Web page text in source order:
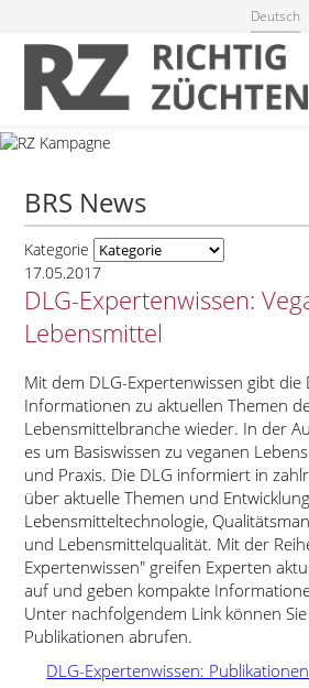
Deutsch
BRS News
Kategorie
17.05.2017
DLG-Expertenwissen:
Lebensmittel
Mit dem DLG-Expertenwissen gibt die
Informationen zu aktuellen Themen
Lebensmittelbranche wieder. In der
es um Basiswissen zu veganen
und Praxis. Die DLG informiert in
über aktuelle Themen und
Lebensmitteltechnologie,
und Lebensmittelqualität. Mit der
Expertenwissen greifen Experten
auf und geben kompakte
Unter nachfolgendem Link können
Publikationen abrufen.
DLG-Expertenwissen: Publikationen